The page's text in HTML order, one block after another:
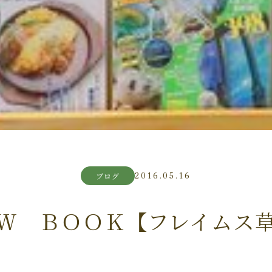
ブログ 2016.05.16
ＢＯＯＫ【フレイムス